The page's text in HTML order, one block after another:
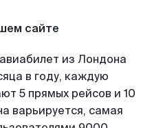
сайте
из Лондона
в году, каждую
5 прямых рейсов и 10
варьируется, самая